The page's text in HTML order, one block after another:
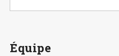
Équipe